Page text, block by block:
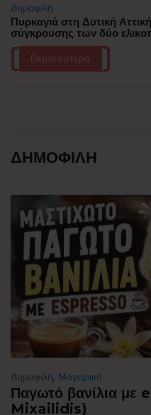
Δημοφιλή
Πυρκαγιά στη Δυτική
σύγκρουσης των δύο
Περισσότερα
ΔΗΜΟΦΙΛΗ
Δημοφιλή, Μαγειρική
Παγωτό βανίλια
Mixailidis)